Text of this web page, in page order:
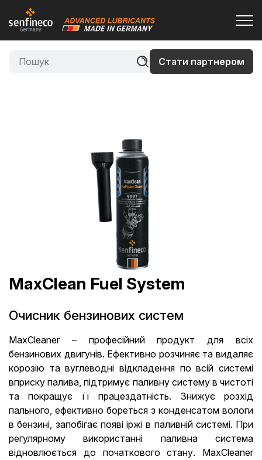
Стати партнером
MaxClean Fuel System
Очисник бензинових систем
MaxCleaner – професійний продукт для всіх
бензинових двигунів. Ефективно розчиняє та видаляє
корозію та вуглеводні відкладення по всій системі
вприску палива, підтримує паливну систему в чистоті
та покращує її працездатність. Знижує розхід
пального, ефективно бореться з конденсатом вологи
в бензині, запобігає появі іржі в паливній системі. При
регулярному використанні паливна система
відновлюється до початкового стану. MaxCleaner